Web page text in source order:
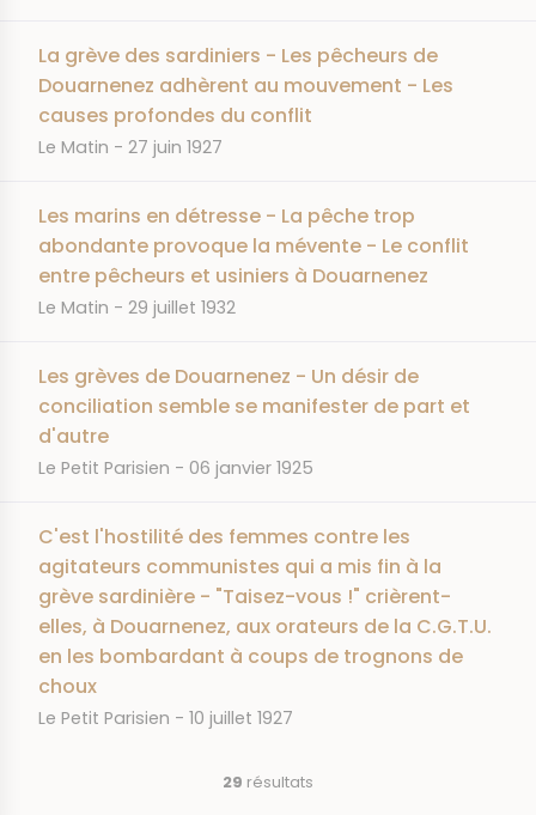
La grève des sardiniers - Les pêcheurs de
Douarnenez adhèrent au mouvement - Les
causes profondes du conflit
JOURNAL
Le Matin DATE
27 juin 1927
Les marins en détresse - La pêche trop
abondante provoque la mévente - Le conflit
entre pêcheurs et usiniers à Douarnenez
JOURNAL
Le Matin DATE
29 juillet 1932
Les grèves de Douarnenez - Un désir de
conciliation semble se manifester de part et
d'autre
JOURNAL
Le Petit Parisien DATE
06 janvier 1925
C'est l'hostilité des femmes contre les
agitateurs communistes qui a mis fin à la
grève sardinière - "Taisez-vous !" crièrent-
elles, à Douarnenez, aux orateurs de la C.G.T.U.
en les bombardant à coups de trognons de
choux
JOURNAL
Le Petit Parisien DATE
10 juillet 1927
29 résultats